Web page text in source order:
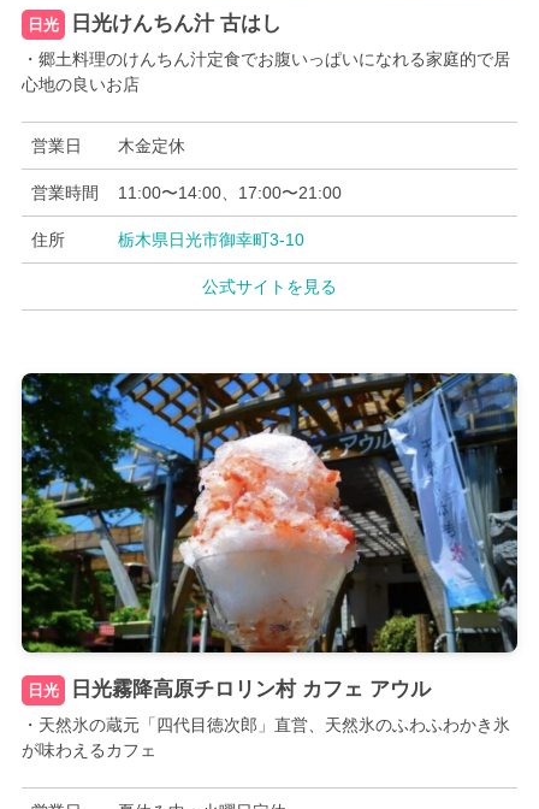
日光 日光けんちん汁 古はし
・郷土料理のけんちん汁定食でお腹いっぱいになれる家庭的で居
心地の良いお店
営業日 木金定休
営業時間 11:00〜14:00、17:00〜21:00
住所 栃木県日光市御幸町3-10
公式サイトを見る
日光 日光霧降高原チロリン村 カフェ アウル
・天然氷の蔵元「四代目徳次郎」直営、天然氷のふわふわかき氷
が味わえるカフェ